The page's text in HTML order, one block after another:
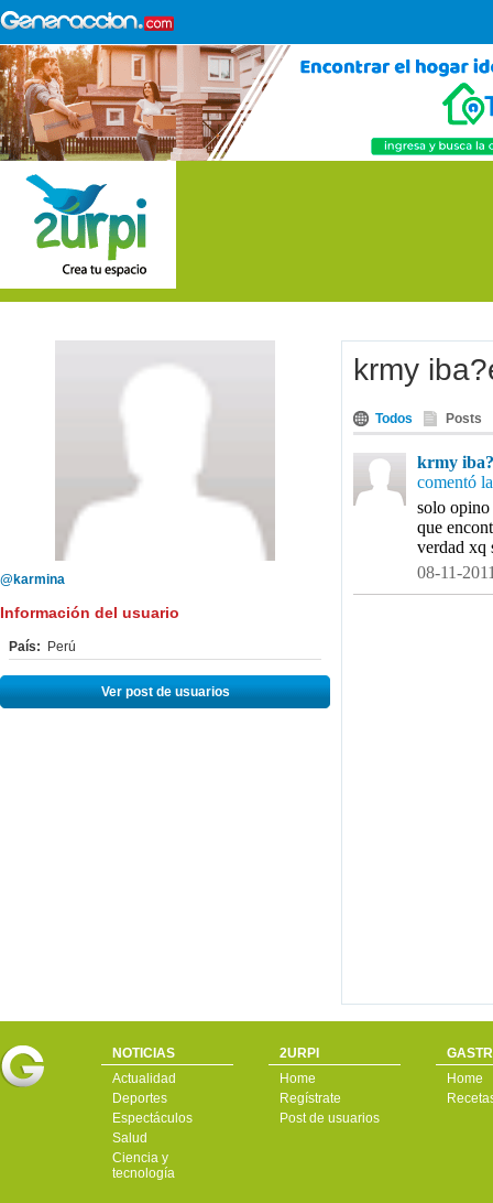
@karmina
Información del usuario
País: Perú
Ver post de usuarios
krmy
Todos Posts
krmy
comentó
solo opino
que
verdad
08-11-
NOTICIAS
Actualidad
Deportes
Espectáculos
Salud
Ciencia y
tecnología
2URPI
Home
Regístrate
Post de usuarios
Home